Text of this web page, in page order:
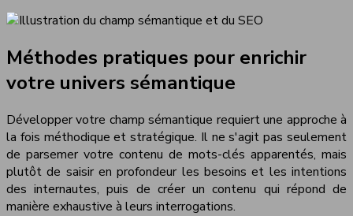
Méthodes pratiques pour enrichir
votre univers sémantique
Développer votre champ sémantique requiert une approche à
la fois méthodique et stratégique. Il ne s'agit pas seulement
de parsemer votre contenu de mots-clés apparentés, mais
plutôt de saisir en profondeur les besoins et les intentions
des internautes, puis de créer un contenu qui répond de
manière exhaustive à leurs interrogations.